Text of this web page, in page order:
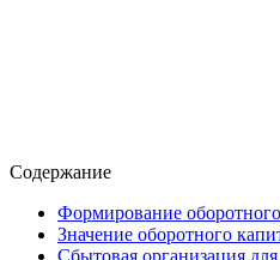
Содержание
Формирование
Значение оборотного
Сбытовая организация